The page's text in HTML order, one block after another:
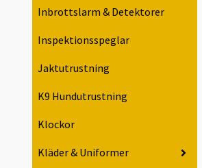
Inbrottslarm & Detektorer
Inspektionsspeglar
Jaktutrustning
K9 Hundutrustning
Klockor
Kläder & Uniformer